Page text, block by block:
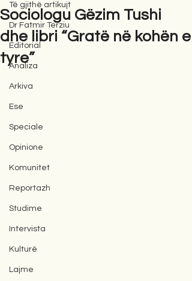
Të gjithë artikujt
Dr Fatmir Terziu
Editorial
Analiza
Arkiva
Ese
Speciale
Opinione
Komunitet
Reportazh
Studime
Intervista
Kulturë
Lajme
Sociologu Gëzim Tushi
dhe libri “Gratë në kohën e
tyre”